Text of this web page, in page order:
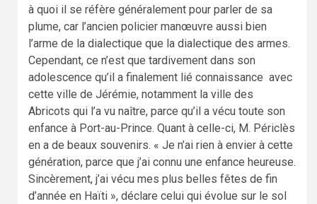
à quoi il se réfère généralement pour parler de sa
plume, car l’ancien policier manœuvre aussi bien
l’arme de la dialectique que la dialectique des armes.
Cependant, ce n’est que tardivement dans son
adolescence qu’il a finalement lié connaissance avec
cette ville de Jérémie, notamment la ville des
Abricots qui l’a vu naître, parce qu’il a vécu toute son
enfance à Port-au-Prince. Quant à celle-ci, M. Périclès
en a de beaux souvenirs. « Je n’ai rien à envier à cette
génération, parce que j’ai connu une enfance heureuse.
Sincèrement, j’ai vécu mes plus belles fêtes de fin
d’année en Haïti », déclare celui qui évolue sur le sol